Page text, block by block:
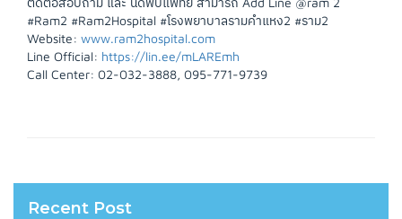
#Ram2 #Ram2Hospital #โรงพยาบาลรามคำแหง2 #ราม2
Website: www.ram2hospital.com
Line Official: https://lin.ee/mLAREmh
Call Center: 02-032-3888, 095-771-9739
Recent Post